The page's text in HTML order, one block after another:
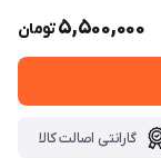
5,500,000تومان
گارانتی اصالت کالا